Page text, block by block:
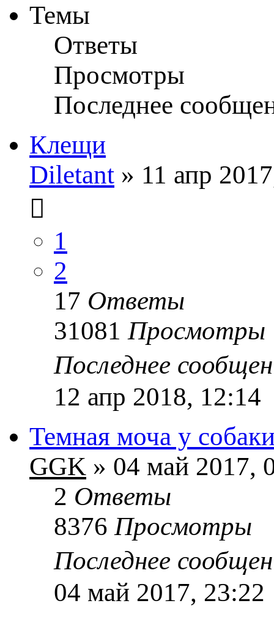
Темы
Ответы
Просмотры
Последнее
Клещи
Diletant » 11 апр
1
2
17 Ответы
31081 Просмотры
Последнее
12 апр 2018, 12:14
Темная моча у
GGK » 04 май 2017,
2 Ответы
8376 Просмотры
Последнее
04 май 2017, 23:22